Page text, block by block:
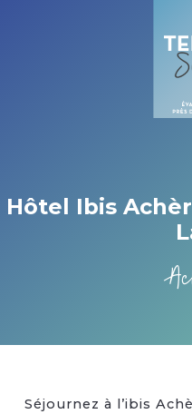
Hôtel Ibis
Séjournez à l’ibis